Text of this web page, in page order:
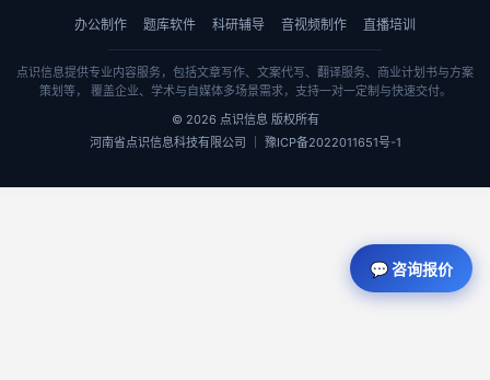
办公制作 题库软件 科研辅导 音视频制作 直播培训
点识信息提供专业内容服务，包括文章写作、文案代写、翻译服务、商业计划书与方案
策划等， 覆盖企业、学术与自媒体多场景需求，支持一对一定制与快速交付。
© 2026 点识信息 版权所有
河南省点识信息科技有限公司 ｜ 豫ICP备2022011651号-1
💬 咨询报价